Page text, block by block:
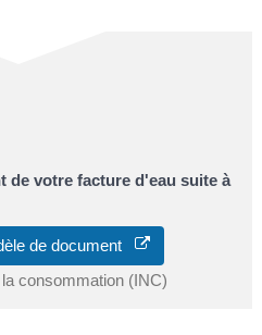
de votre facture d'eau suite à
de document
consommation (INC)